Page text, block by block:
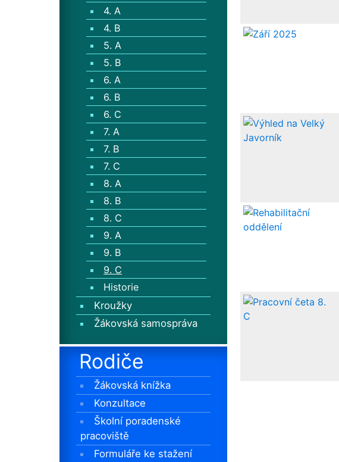
4. A
4. B
5. A
5. B
6. A
6. B
6. C
7. A
7. B
7. C
8. A
8. B
8. C
9. A
9. B
9. C
Historie
Kroužky
Žákovská samospráva
Rodiče
Žákovská knížka
Konzultace
Školní poradenské
pracoviště
Formuláře ke stažení